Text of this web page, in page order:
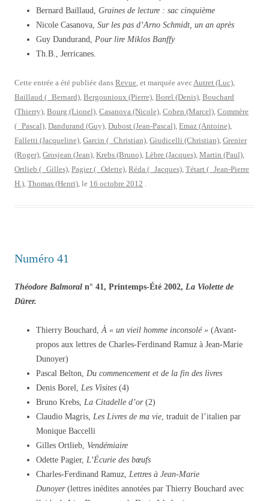
Bernard Baillaud, Graines de lecture : sac cinquième
Nicole Casanova, Sur les pas d’Arno Schmidt, un an après
Guy Dandurand, Pour lire Miklos Banffy
Th.B., Jerricanes.
Cette entrée a été publiée dans Revue, et marquée avecAutret (Luc),
Baillaud ( Bernard), Bergounioux (Pierre), Borel (Denis), Bouchard
(Thierry), Bourg (Lionel), Casanova (Nicole), Cohen (Marcel), Commère
( Pascal), Dandurand (Guy), Dubost (Jean-Pascal), Emaz (Antoine),
Falletti (Jacqueline), Garcin ( Christian), Giudicelli (Christian), Grenier
(Roger), Grosjean (Jean), Krebs (Bruno), Lèbre (Jacques), Martin (Paul),
Ortlieb ( Gilles), Pagier ( Odette), Réda ( Jacques), Tétart ( Jean-Pierre
H.), Thomas (Henri), le 16 octobre 2012 .
Numéro 41
Théodore Balmoral n° 41, Printemps-Été 2002, La Violette de
Dürer.
Thierry Bouchard,À « un vieil homme inconsolé » (Avant-
propos aux lettres de Charles-Ferdinand Ramuz à Jean-Marie
Dunoyer)
Pascal Belton, Du commencement et de la fin des livres
Denis Borel, Les Visites (4)
Bruno Krebs, La Citadelle d’or(2)
Claudio Magris, Les Livres de ma vie, traduit de l’italien par
Monique Baccelli
Gilles Ortlieb, Vendémiaire
Odette Pagier, L’Écurie des bœufs
Charles-Ferdinand Ramuz, Lettres à Jean-Marie
Dunoyer(lettres inédites annotées par Thierry Bouchard avec